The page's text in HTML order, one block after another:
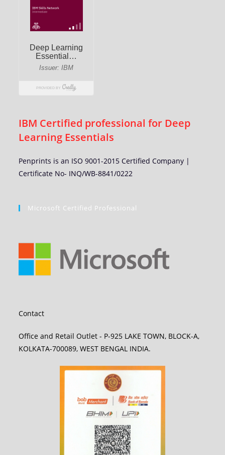
IBM Certified professional for Deep
Learning Essentials
Penprints is an ISO 9001-2015 Certified Company |
Certificate No- INQ/WB-8841/0222
Microsoft Certified Professional
Contact
Office and Retail Outlet - P-925 LAKE TOWN, BLOCK-A,
KOLKATA-700089, WEST BENGAL INDIA.